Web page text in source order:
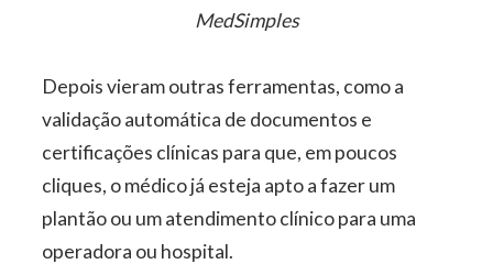
MedSimples
Depois vieram outras ferramentas, como a
validação automática de documentos e
certificações clínicas para que, em poucos
cliques, o médico já esteja apto a fazer um
plantão ou um atendimento clínico para uma
operadora ou hospital.